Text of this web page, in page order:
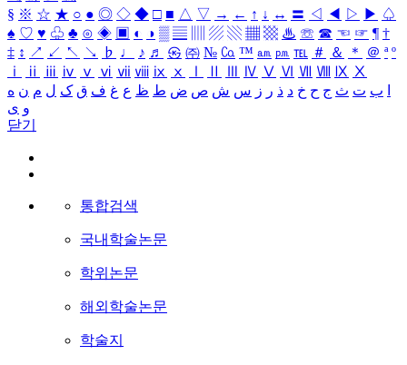
§ ※ ☆ ★ ○ ● ◎ ◇ ◆ □ ■ △ ▽ → ← ↑ ↓ ↔ 〓 ◁ ◀ ▷ ▶ ♤
♠ ♡ ♥ ♧ ♣ ⊙ ◈ ▣ ◐ ◑ ▒ ▤ ▨ ▧ ▦ ▩ ♨ ☏ ☎ ☜ ☞ ¶ †
‡ ↕ ↗ ↙ ↖ ↘ ♭ ♩ ♪ ♬ ㉿ ㈜ № ㏇ ™ ㏂ ㏘ ℡ ＃ ＆ ＊ ＠ ª º
ⅰ
ⅱ ⅲ ⅳ ⅴ ⅵ ⅶ ⅷ ⅸ ⅹ Ⅳ Ⅴ Ⅵ Ⅶ Ⅷ Ⅸ Ⅹ
ب ت ث ج ح خ د ذ ر ز س ش ص ض ط ظ ع غ ف ق ک ل م ن ه
و ی
닫기
통합검색
국내학술논문
학위논문
해외학술논문
학술지